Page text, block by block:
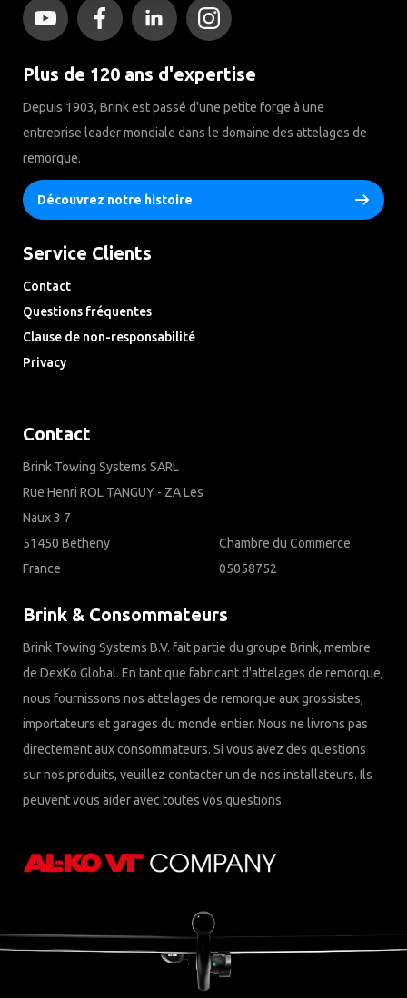
Plus de 120 ans d'expertise
Depuis 1903, Brink est passé d'une petite forge à une
entreprise leader mondiale dans le domaine des attelages de
remorque.
Découvrez notre histoire
Service Clients
Contact
Questions fréquentes
Clause de non-responsabilité
Privacy
Contact
Brink Towing Systems SARL
Rue Henri ROL TANGUY - ZA Les
Naux 3 7
51450 Bétheny
France
Chambre du Commerce:
05058752
Brink & Consommateurs
Brink Towing Systems B.V. fait partie du groupe Brink, membre
de DexKo Global. En tant que fabricant d'attelages de remorque,
nous fournissons nos attelages de remorque aux grossistes,
importateurs et garages du monde entier. Nous ne livrons pas
directement aux consommateurs. Si vous avez des questions
sur nos produits, veuillez contacter un de nos installateurs. Ils
peuvent vous aider avec toutes vos questions.